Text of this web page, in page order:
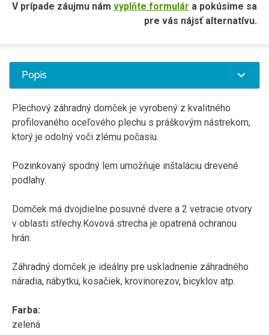
V prípade záujmu nám vyplňte formulár a pokúsime sa
pre vás nájsť alternatívu.
Popis
Plechový záhradný domček je vyrobený z kvalitného
profilovaného oceľového plechu s práškovým nástrekom,
ktorý je odolný voči zlému počasiu.
Pozinkovaný spodný lem umožňuje inštaláciu drevené
podlahy.
Domček má dvojdielne posuvné dvere a 2 vetracie otvory
v oblasti střechy.Kovová strecha je opatrená ochranou
hrán.
Záhradný domček je ideálny pre uskladnenie záhradného
náradia, nábytku, kosačiek, krovinorezov, bicyklov atp.
Farba:
zelená